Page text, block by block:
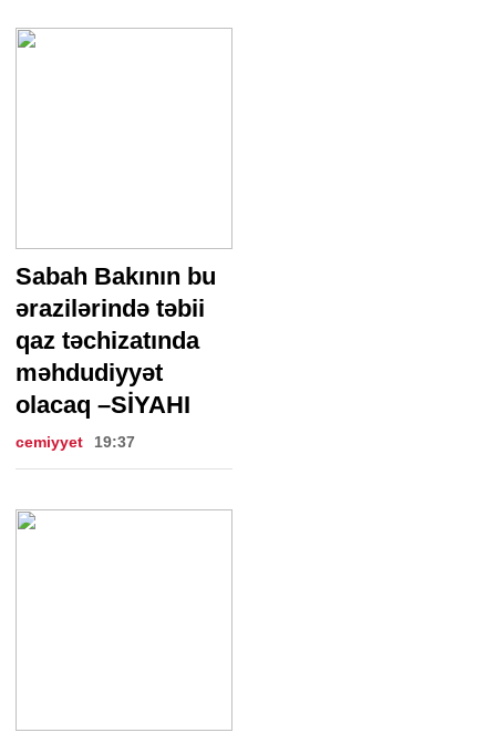
Sabah Bakının bu
ərazilərində təbii
qaz təchizatında
məhdudiyyət
olacaq –SİYAHI
cemiyyet 19:37